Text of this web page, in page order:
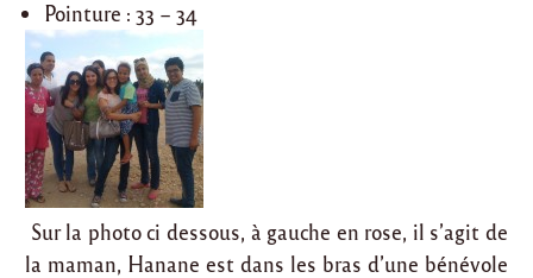
Pointure : 33 – 34
Sur la photo ci dessous, à gauche en rose, il s’agit de
la maman, Hanane est dans les bras d’une bénévole